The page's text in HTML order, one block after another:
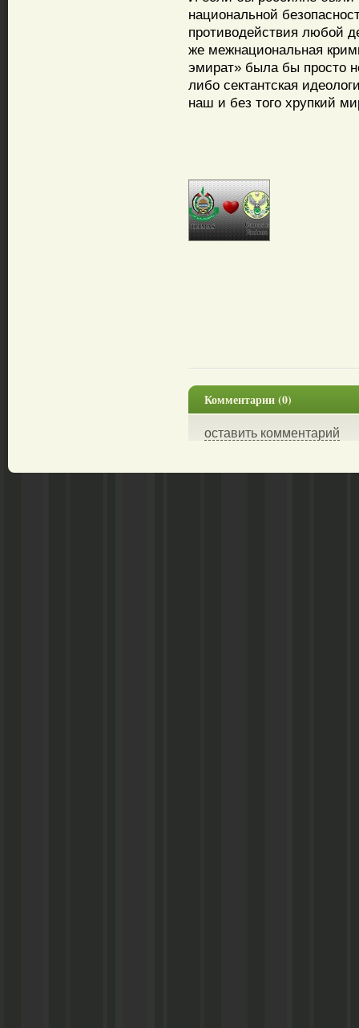
национальной
противодействия любой
же межнациональная
эмират» была бы просто
либо сектантская
наш и без того хрупкий
Комментарии (0)
оставить комментарий